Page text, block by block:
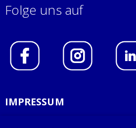
Folge uns auf
IMPRESSUM